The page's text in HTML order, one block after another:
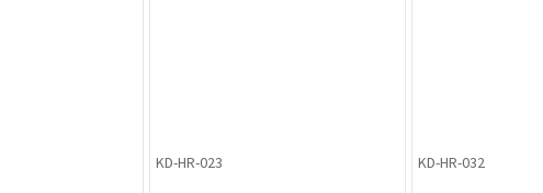
KD-HR-023 KD-HR-032